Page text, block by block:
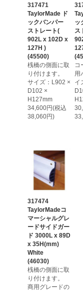
317471
TaylorMade ド
ックバンパー
ストレート(
902L x 102D x
127H )
(45500)
桟橋の側面に取
り付けます。
サイズ：L902 ×
D102 ×
H127mm
34,600円(税込
38,060円)
ッ
ス
コ
用
イ
317474
TaylorMadeコ
マーシャルグレ
ードサイドガー
ド 3000L x 89D
x 35H(mm)
White
(46030)
桟橋の側面に取
り付けます。
商用グレードの